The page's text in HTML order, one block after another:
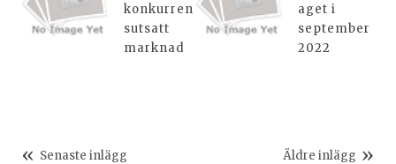
konkurren
sutsatt
marknad
aget i
september
2022
Senaste inlägg Äldre inlägg